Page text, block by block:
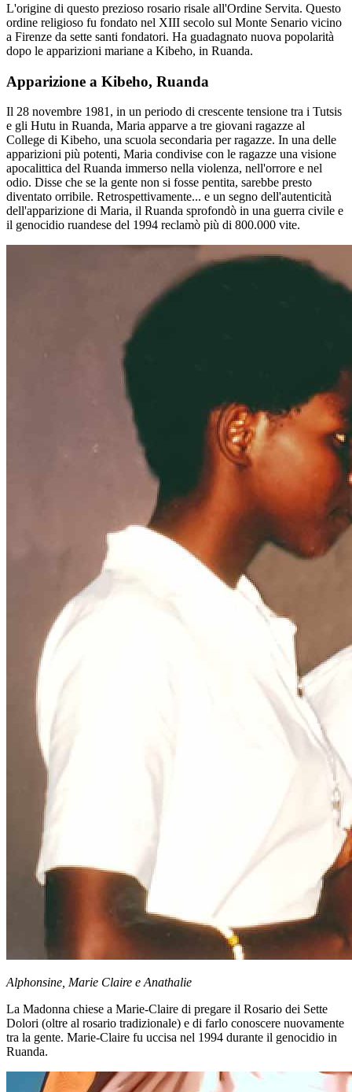
L'origine di questo prezioso rosario risale all'Ordine Servita. Questo
ordine religioso fu fondato nel XIII secolo sul Monte Senario vicino
a Firenze da sette santi fondatori. Ha guadagnato nuova popolarità
dopo le apparizioni mariane a Kibeho, in Ruanda.
Apparizione a Kibeho, Ruanda
Il 28 novembre 1981, in un periodo di crescente tensione tra i Tutsis
e gli Hutu in Ruanda, Maria apparve a tre giovani ragazze al
College di Kibeho, una scuola secondaria per ragazze. In una delle
apparizioni più potenti, Maria condivise con le ragazze una visione
apocalittica del Ruanda immerso nella violenza, nell'orrore e nel
odio. Disse che se la gente non si fosse pentita, sarebbe presto
diventato orribile. Retrospettivamente... e un segno dell'autenticità
dell'apparizione di Maria, il Ruanda sprofondò in una guerra civile e
il genocidio ruandese del 1994 reclamò più di 800.000 vite.
Alphonsine, Marie Claire e Anathalie
La Madonna chiese a Marie-Claire di pregare il Rosario dei Sette
Dolori (oltre al rosario tradizionale) e di farlo conoscere nuovamente
tra la gente. Marie-Claire fu uccisa nel 1994 durante il genocidio in
Ruanda.